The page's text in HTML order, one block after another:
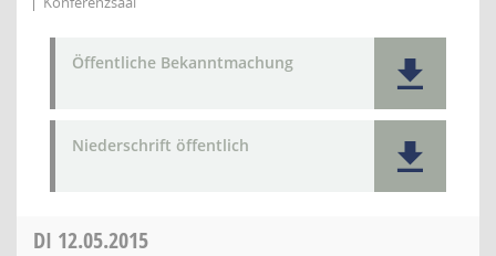
Öffentliche Bekanntmachung
Niederschrift öffentlich
DI 12.05.2015